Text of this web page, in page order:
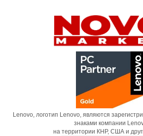
Lenovo, логотип Lenovo, являются
знаками компании
на территории КНР, США и